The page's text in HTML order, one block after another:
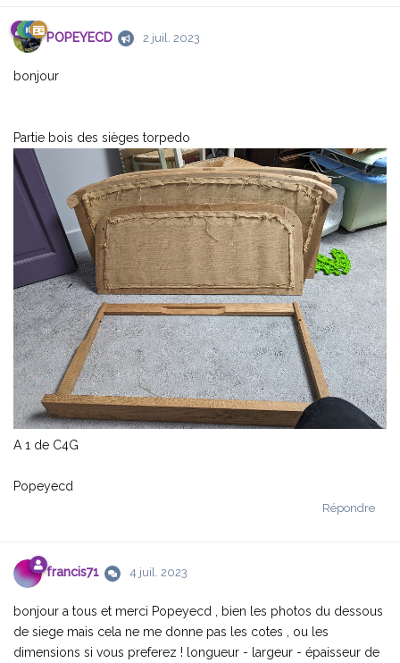
POPEYECD 2 juil. 2023
bonjour
Partie bois des sièges torpedo
A 1 de C4G
Popeyecd
Répondre
francis71 4 juil. 2023
bonjour a tous et merci Popeyecd , bien les photos du dessous
de siege mais cela ne me donne pas les cotes , ou les
dimensions si vous preferez ! longueur - largeur - épaisseur de